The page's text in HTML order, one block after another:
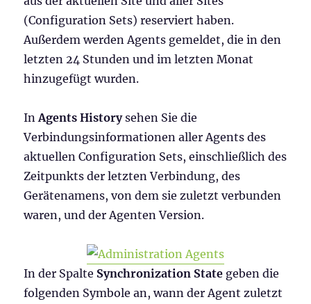
(Configuration Sets) reserviert haben.
Außerdem werden Agents gemeldet, die in den
letzten 24 Stunden und im letzten Monat
hinzugefügt wurden.
InAgents Historysehen Sie die
Verbindungsinformationen aller Agents des
aktuellen Configuration Sets, einschließlich des
Zeitpunkts der letzten Verbindung, des
Gerätenamens, von dem sie zuletzt verbunden
waren, und der Agenten Version.
In der Spalte Synchronization State geben die
folgenden Symbole an, wann der Agent zuletzt